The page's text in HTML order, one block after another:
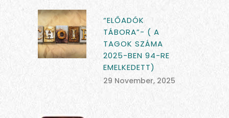
“ELŐADÓK
TÁBORA”- ( A
TAGOK SZÁMA
2025-BEN 94-RE
EMELKEDETT)
29 November, 2025